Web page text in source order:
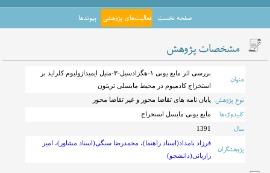
صفحه نخست فعالیت‌های پژوهشی پیوندها
مشخصات پژوهش
عنوان
بررسی اثر مایع یونی ۱-هگزادسیل-۳-متیل ایمیدازولیوم کلراید بر
استخراج کادمیوم در محیط مایسلی تریتون
نوع پژوهش پایان نامه های تقاضا محور و غیر تقاضا محور
کلیدواژه‌ها مایع یونی مایسل اسنخراج
سال 1391
پژوهشگران فرزاد بامداد(استاد راهنما)، محمدرضا سنگی(استاد مشاور)، امیر
رازیانی(دانشجو)